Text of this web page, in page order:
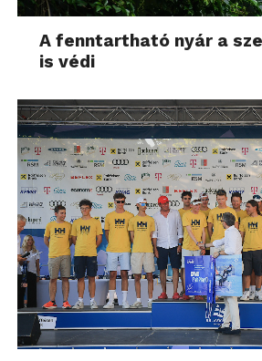
A fenntartható nyár a
is védi